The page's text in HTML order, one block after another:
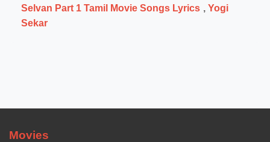
Selvan Part 1 Tamil Movie Songs Lyrics , Yogi
Sekar
Movies